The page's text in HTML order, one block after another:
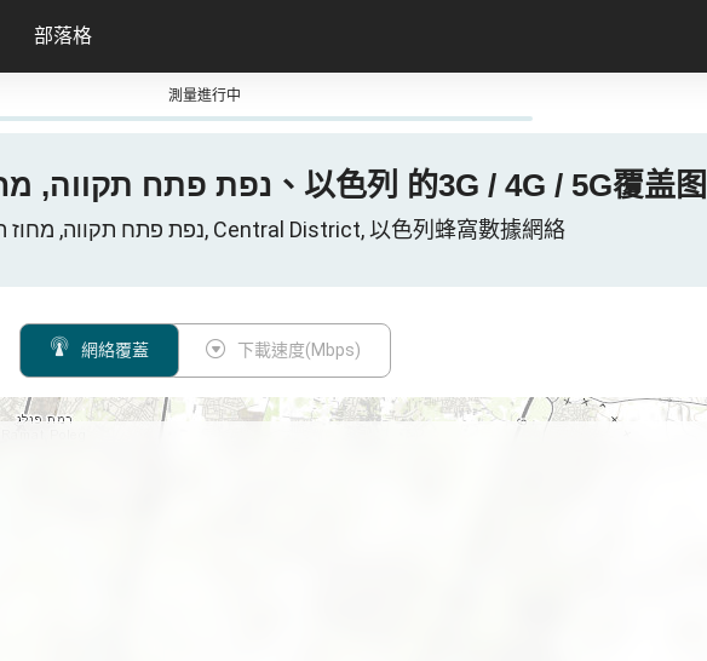
部落格
測量進行中
Kfar-Saba, נפת פתח תקווה, מחוז המרכז、以色列 的3G / 4G / 5G覆盖图
Kfar-Saba, נפת פתח תקווה, מחוז המרכז, Central District, 以色列蜂窩數據網絡
網絡覆蓋 下載速度(Mbps)